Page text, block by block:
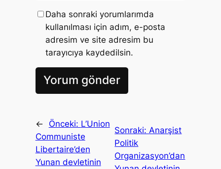
Daha sonraki yorumlarımda
kullanılması için adım, e-posta
adresim ve site adresim bu
tarayıcıya kaydedilsin.
← Önceki: L’Union
Communiste
Libertaire’den
Yunan devletinin
Sonraki: Anarşist
Politik
Organizasyon’dan